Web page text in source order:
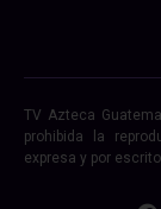
TV Azteca
prohibida la
expresa y por